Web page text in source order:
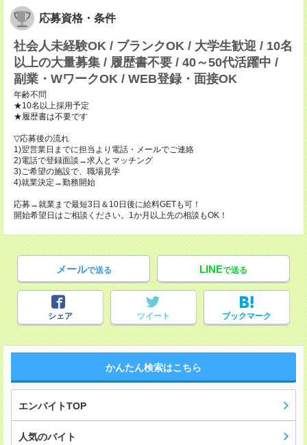
応募資格・条件
社会人未経験OK / ブランクOK / 大学生歓迎 / 10名
以上の大量募集 / 履歴書不要 / 40～50代活躍中 /
副業・WワークOK / WEB登録・面接OK
年齢不問
★10名以上採用予定
★履歴書は不要です
▽応募後の流れ
1)翌営業日までに担当より電話・メールでご連絡
2)電話で登録面談→求人とマッチング
3)ご希望の施設で、職場見学
4)就業決定→勤務開始
応募→就業まで最短3日＆10日後に給料GETも可！
開始希望日はご相談ください。1か月以上先の相談もOK！
メールで送る LINEで送る
シェア ツイート ブックマーク
かんたん検索はこちら
エンバイトTOP
人気のバイト